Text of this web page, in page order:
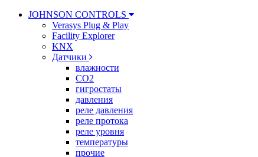
JOHNSON CONTROLS
Verasys Plug & Play
Facility Explorer
KNX
Датчики
влажности
CO2
гигростаты
давления
реле давления
реле протока
реле уровня
температуры
прочие